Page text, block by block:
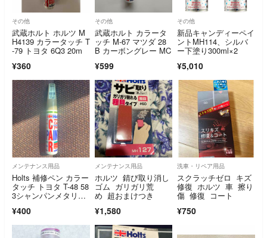
その他
武蔵ホルト ホルツ M
H4139 カラータッチ T
-79 トヨタ 6Q3 20m
¥360
その他
武蔵ホルト カラータ
ッチ M-67 マツダ 28
B カーボングレー MC
¥599
その他
新品キャンディーペイ
ントMH114、シルバ
ー下塗り300ml×2
¥5,010
メンテナンス用品
Holts 補修ペン カラー
タッチ トヨタ T-48 58
3シャンパンメタリッ
¥400
メンテナンス用品
ホルツ 錆び取り消し
ゴム ガリガリ荒
め 超おまけつき
¥1,580
洗車・リペア用品
スクラッチゼロ キズ
修復 ホルツ 車 擦り
傷 修復 コート
¥750